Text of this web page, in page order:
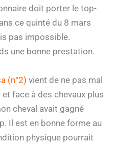
doit porter le top-
ce quinté du 8 mars
pas impossible.
une bonne prestation.
(n°2) vient de ne pas mal
face à des chevaux plus
cheval avait gagné
Il est en bonne forme au
physique pourrait